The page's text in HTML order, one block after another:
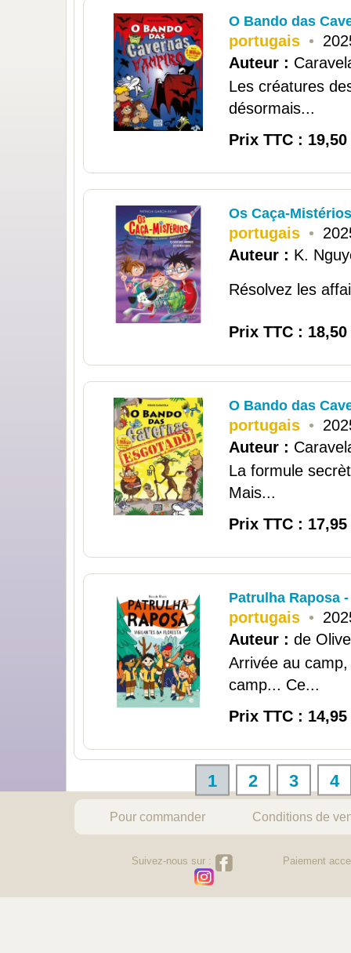
O Bando das
portugais •
Auteur :
Les créatures
désormais...
Prix TTC : 19,50
Os Caça-
portugais •
Auteur : K.
Résolvez les
Prix TTC : 18,50
O Bando das
portugais •
Auteur :
La formule
Mais...
Prix TTC : 17,95
Patrulha Raposa
portugais •
Auteur : de
Arrivée au
camp... Ce...
Prix TTC : 14,95
1 2 3 4
Pour commander Conditions de
Suivez-nous sur : Paiement